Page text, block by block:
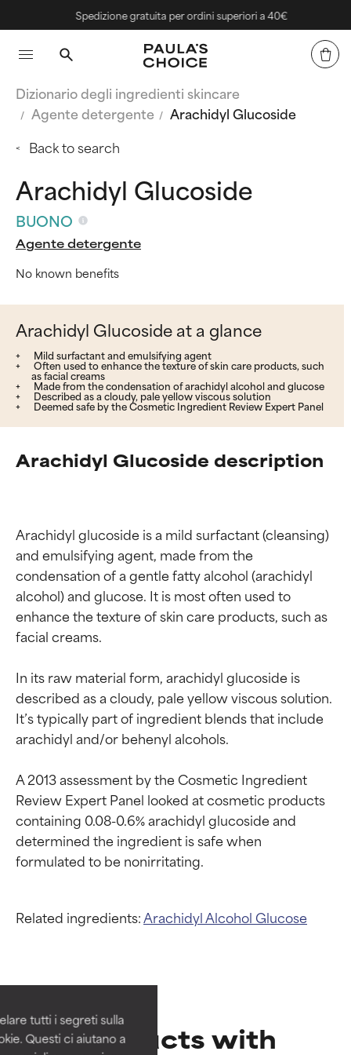
tutti i segreti sulla
Questi ci aiutano a
Spedizione gratuita per ordini superiori a 40€
Dizionario degli ingredienti skincare
Agente detergente
Arachidyl Glucoside
Back to search
Arachidyl Glucoside
BUONO
Agente detergente
No known benefits
Arachidyl Glucoside at a glance
Mild surfactant and emulsifying agent
Often used to enhance the texture of skin care products, such
as facial creams
Made from the condensation of arachidyl alcohol and glucose
Described as a cloudy, pale yellow viscous solution
Deemed safe by the Cosmetic Ingredient Review Expert Panel
Arachidyl Glucoside description
Arachidyl glucoside is a mild surfactant (cleansing)
and emulsifying agent, made from the
condensation of a gentle fatty alcohol (arachidyl
alcohol) and glucose. It is most often used to
enhance the texture of skin care products, such as
facial creams.
In its raw material form, arachidyl glucoside is
described as a cloudy, pale yellow viscous solution.
It’s typically part of ingredient blends that include
arachidyl and/or behenyl alcohols.
A 2013 assessment by the Cosmetic Ingredient
Review Expert Panel looked at cosmetic products
containing 0.08-0.6% arachidyl glucoside and
determined the ingredient is safe when
Related ingredients:Arachidyl Alcohol Glucose
Products with
Valutazione degli
Comprovati e sostenuti da studi
indipendenti. Ingrediente attivo
eccezionale per la maggior
Valutazione degli
Comprovati e sostenuti da studi
indipendenti. Ingrediente attivo
eccezionale per la maggior